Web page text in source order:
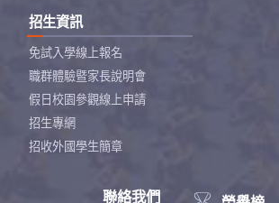
招生資訊
免試入學線上報名
職群體驗暨家長說明會
假日校園參觀線上申請
招生專網
招收外國學生簡章
聯絡我們